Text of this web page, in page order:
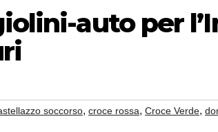
auto per
soccorso, croce rossa, Croce Verde,